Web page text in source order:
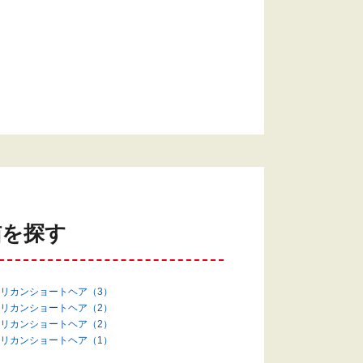
探す
カンショートヘア（3）
カンショートヘア（2）
カンショートヘア（2）
カンショートヘア（1）